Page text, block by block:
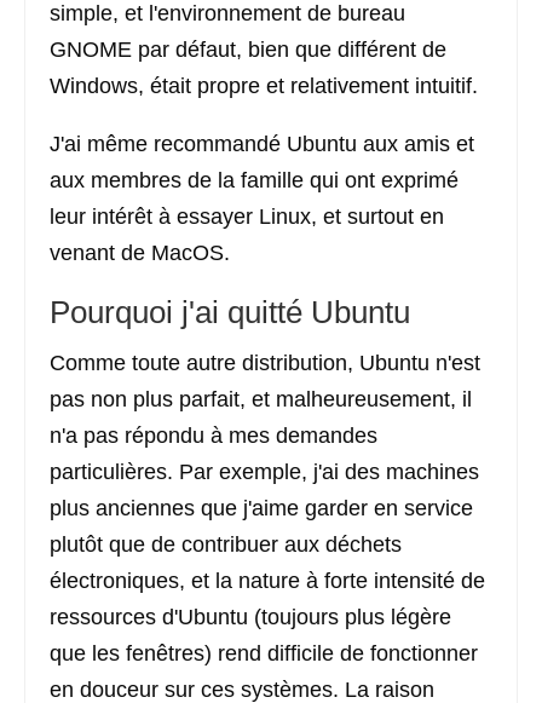
simple, et l'environnement de bureau
GNOME par défaut, bien que différent de
Windows, était propre et relativement intuitif.
J'ai même recommandé Ubuntu aux amis et
aux membres de la famille qui ont exprimé
leur intérêt à essayer Linux, et surtout en
venant de MacOS.
Pourquoi j'ai quitté Ubuntu
Comme toute autre distribution, Ubuntu n'est
pas non plus parfait, et malheureusement, il
n'a pas répondu à mes demandes
particulières. Par exemple, j'ai des machines
plus anciennes que j'aime garder en service
plutôt que de contribuer aux déchets
électroniques, et la nature à forte intensité de
ressources d'Ubuntu (toujours plus légère
que les fenêtres) rend difficile de fonctionner
en douceur sur ces systèmes. La raison